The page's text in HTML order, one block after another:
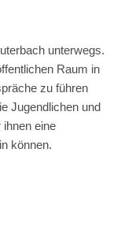
unterwegs.
Raum in
zu führen
Jugendlichen und
ihnen eine
können.